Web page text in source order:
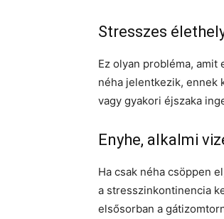
Stresszes
Ez olyan probléma, amit
néha jelentkezik, ennek
vagy gyakori éjszaka
Enyhe, alkalmi
Ha csak néha csöppen
a stresszinkontinencia
elsősorban a